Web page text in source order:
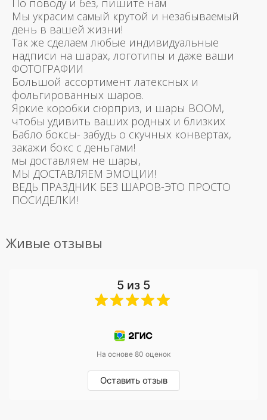
По поводу и без, пишите нам
Мы украсим самый крутой и незабываемый
день в вашей жизни!
Так же сделаем любые индивидуальные
надписи на шарах, логотипы и даже ваши
ФОТОГРАФИИ
Большой ассортимент латексных и
фольгированных шаров.
Яркие коробки сюрприз, и шары BOOM,
чтобы удивить ваших родных и близких
Бабло боксы- забудь о скучных конвертах,
закажи бокс с деньгами!
мы доставляем не шары,
МЫ ДОСТАВЛЯЕМ ЭМОЦИИ!
ВЕДЬ ПРАЗДНИК БЕЗ ШАРОВ-ЭТО ПРОСТО
ПОСИДЕЛКИ!
Живые отзывы
5 из 5
На основе 80 оценок
Оставить отзыв